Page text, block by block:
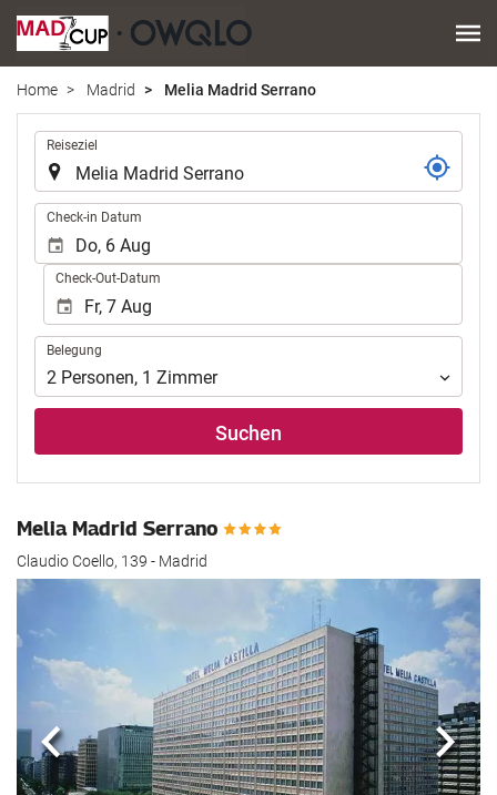
Home Madrid Melia Madrid Serrano
Reiseziel
Check-in Datum
Check-Out-Datum
Belegung
Belegung
2 Personen, 1 Zimmer
Suchen
Melia Madrid Serrano
Claudio Coello, 139 - Madrid
Zurück